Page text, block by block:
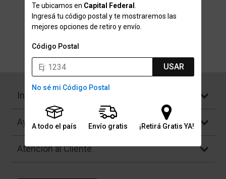
Te ubicamos en Capital Federal
Ingresá tu código postal y te mostraremos las
mejores opciones de retiro y envío.
Código Postal
USAR
No sé mi Código Postal
A todo el país Envío gratis ¡Retirá Gratis YA!
buscaste.
Volver a la página de inicio
Institucional
Ayuda
Atención al Cliente